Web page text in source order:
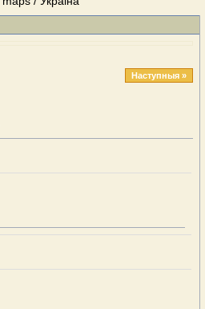
Наступныя »